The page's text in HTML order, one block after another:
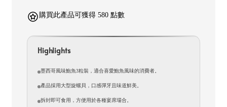
購買此產品可獲得 580 點數
Highlights
墨西哥風味鮑魚3粒裝，適合喜愛鮑魚風味的消費者。
產品採用大型旋螺貝，口感彈牙且味道鮮美。
拆封即可食用，方便用於各種宴席場合。